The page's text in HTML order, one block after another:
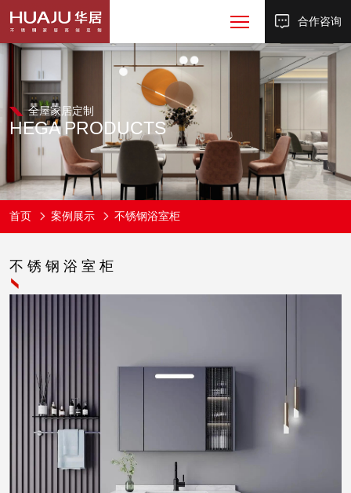
合作咨询
全屋家居定制
HEGAPRODUCTS
首页 案例展示 不锈钢浴室柜
不锈钢浴室柜